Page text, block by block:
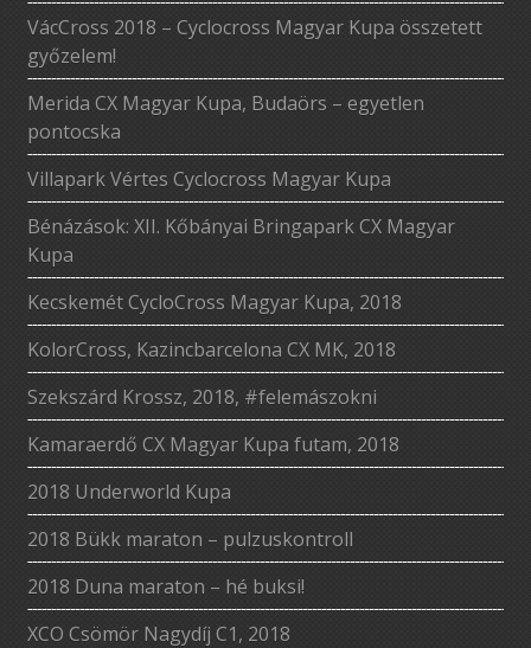
VácCross 2018 – Cyclocross Magyar Kupa összetett
győzelem!
Merida CX Magyar Kupa, Budaörs – egyetlen
pontocska
Villapark Vértes Cyclocross Magyar Kupa
Bénázások: XII. Kőbányai Bringapark CX Magyar
Kupa
Kecskemét CycloCross Magyar Kupa, 2018
KolorCross, Kazincbarcelona CX MK, 2018
Szekszárd Krossz, 2018, #felemászokni
Kamaraerdő CX Magyar Kupa futam, 2018
2018 Underworld Kupa
2018 Bükk maraton – pulzuskontroll
2018 Duna maraton – hé buksi!
XCO Csömör Nagydíj C1, 2018